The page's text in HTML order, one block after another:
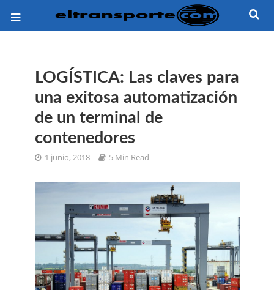
LOGÍSTICA: Las claves para
una exitosa automatización
de un terminal de
contenedores
1 junio, 2018 5 Min Read